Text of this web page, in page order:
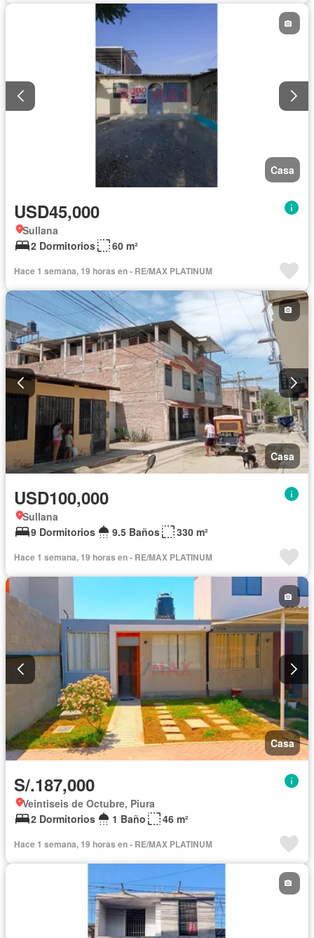
Casa
USD45,000
Sullana
2 Dormitorios
60 m²
Hace 1 semana, 19 horas en - RE/MAX PLATINUM
Casa
USD100,000
Sullana
9 Dormitorios
9.5 Baños 330 m²
Hace 1 semana, 19 horas en - RE/MAX PLATINUM
Casa
S/.187,000
Veintiseis de Octubre, Piura
2 Dormitorios
1 Baño 46 m²
Hace 1 semana, 19 horas en - RE/MAX PLATINUM